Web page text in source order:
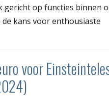
gericht op functies binnen
de kans voor enthousiaste
voor